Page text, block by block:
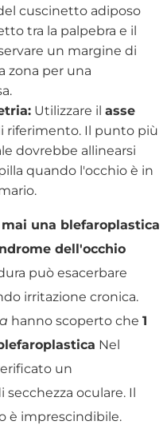
cuscinetto adiposo
tra la palpebra e il
un margine di
zona per una
Utilizzare il asse
riferimento. Il punto più
dovrebbe allinearsi
quando l'occhio è in
una blefaroplastica
dell'occhio
può esacerbare
irritazione cronica.
hanno scoperto che 1
Nel
un
oculare. Il
è imprescindibile.